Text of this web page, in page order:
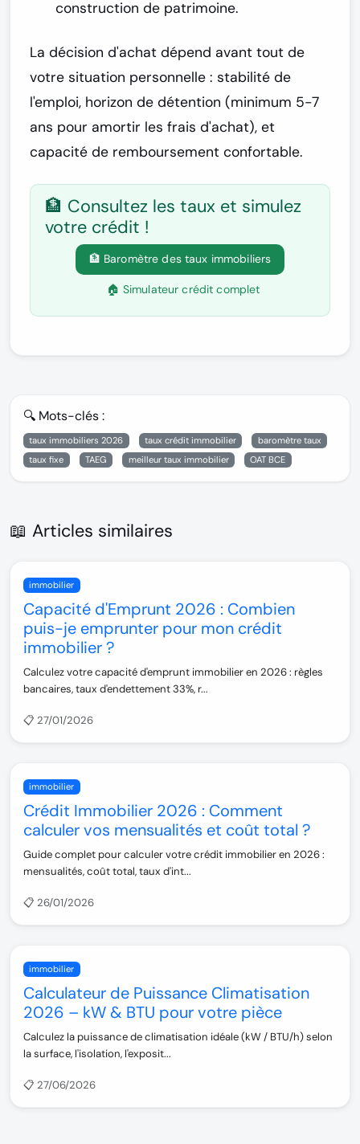
construction de patrimoine.
La décision d'achat dépend avant tout de
votre situation personnelle : stabilité de
l'emploi, horizon de détention (minimum 5-7
ans pour amortir les frais d'achat), et
capacité de remboursement confortable.
🏦 Consultez les taux et simulez
votre crédit !
🏦 Baromètre des taux immobiliers
🏠 Simulateur crédit complet
🔍 Mots-clés :
taux immobiliers 2026 taux crédit immobilier
baromètre taux
taux fixe
TAEG meilleur taux immobilier OAT BCE
📖 Articles similaires
immobilier
Capacité d'Emprunt 2026 : Combien
puis-je emprunter pour mon crédit
immobilier ?
Calculez votre capacité d'emprunt immobilier en 2026 : règles
bancaires, taux d'endettement 33%, r...
📋 27/01/2026
immobilier
Crédit Immobilier 2026 : Comment
calculer vos mensualités et coût total ?
Guide complet pour calculer votre crédit immobilier en 2026 :
mensualités, coût total, taux d'int...
📋 26/01/2026
immobilier
Calculateur de Puissance Climatisation
2026 – kW & BTU pour votre pièce
Calculez la puissance de climatisation idéale (kW / BTU/h) selon
la surface, l'isolation, l'exposit...
📋 27/06/2026